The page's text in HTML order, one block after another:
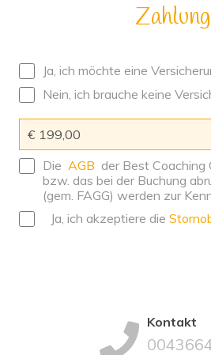
Ja, ich möchte eine
Nein, ich brauche keine
Die AGB der Best Coaching
bzw. das bei der Buchung
(gem. FAGG) werden zur
Ja, ich akzeptiere die
Kontakt